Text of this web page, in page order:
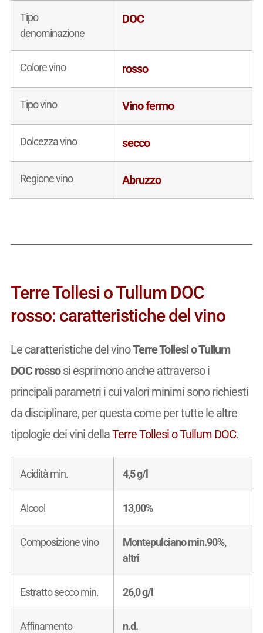
Tipo
denominazione
DOC
Colore vino rosso
Tipo vino Vino fermo
Dolcezza vino secco
Regione vino Abruzzo
Terre Tollesi o Tullum DOC
rosso: caratteristiche del vino
Le caratteristiche del vinoTerre Tollesi o Tullum
DOC rossosi esprimono anche attraverso i
principali parametri i cui valori minimi sono richiesti
da disciplinare, per questa come per tutte le altre
tipologie dei vini dellaTerre Tollesi o Tullum DOC.
Acidità min. 4,5 g/l
Alcool 13,00%
Composizione vino
Montepulciano min.90%,
altri
Estratto secco min. 26,0 g/l
Affinamento n.d.